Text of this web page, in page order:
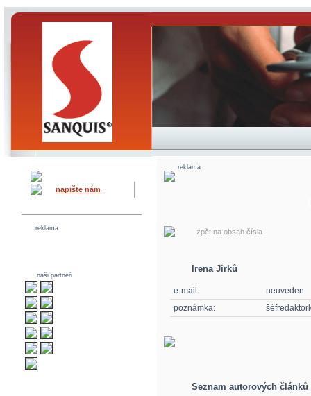
napište nám
reklama
naši partneři
reklama
zpět na obsah čísla
Irena Jirků
e-mail:
neuveden
poznámka:
Seznam autorových článků